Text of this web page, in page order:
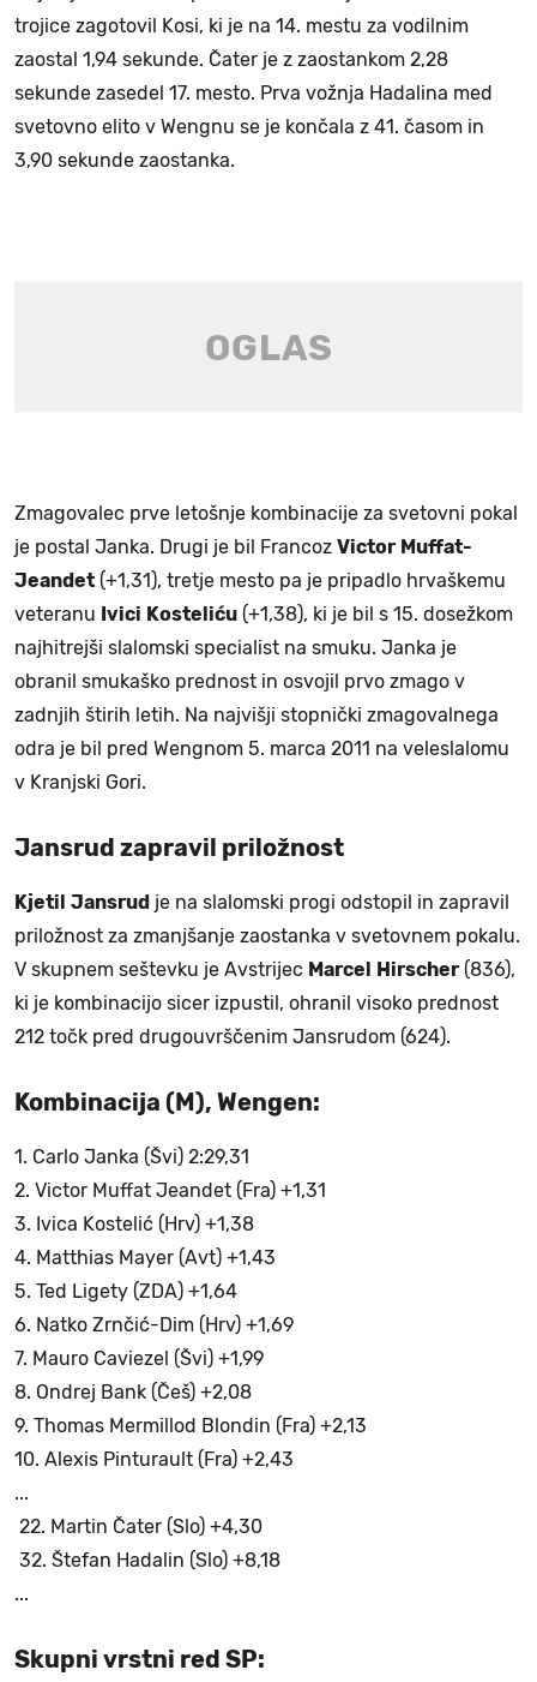
trojice zagotovil Kosi, ki je na 14. mestu za vodilnim
zaostal 1,94 sekunde. Čater je z zaostankom 2,28
sekunde zasedel 17. mesto. Prva vožnja Hadalina med
svetovno elito v Wengnu se je končala z 41. časom in
3,90 sekunde zaostanka.
Zmagovalec prve letošnje kombinacije za svetovni pokal
je postal Janka. Drugi je bil Francoz Victor Muffat-
Jeandet (+1,31), tretje mesto pa je pripadlo hrvaškemu
veteranu Ivici Kosteliću (+1,38), ki je bil s 15. dosežkom
najhitrejši slalomski specialist na smuku. Janka je
obranil smukaško prednost in osvojil prvo zmago v
zadnjih štirih letih. Na najvišji stopnički zmagovalnega
odra je bil pred Wengnom 5. marca 2011 na veleslalomu
v Kranjski Gori.
Jansrud zapravil priložnost
Kjetil Jansrud je na slalomski progi odstopil in zapravil
priložnost za zmanjšanje zaostanka v svetovnem pokalu.
V skupnem seštevku je Avstrijec Marcel Hirscher (836),
ki je kombinacijo sicer izpustil, ohranil visoko prednost
212 točk pred drugouvrščenim Jansrudom (624).
Kombinacija (M), Wengen:
1. Carlo Janka (Švi) 2:29,31
2. Victor Muffat Jeandet (Fra) +1,31
3. Ivica Kostelić (Hrv) +1,38
4. Matthias Mayer (Avt) +1,43
5. Ted Ligety (ZDA) +1,64
6. Natko Zrnčić-Dim (Hrv) +1,69
7. Mauro Caviezel (Švi) +1,99
8. Ondrej Bank (Češ) +2,08
9. Thomas Mermillod Blondin (Fra) +2,13
10. Alexis Pinturault (Fra) +2,43
...
22. Martin Čater (Slo) +4,30
32. Štefan Hadalin (Slo) +8,18
...
Skupni vrstni red SP: